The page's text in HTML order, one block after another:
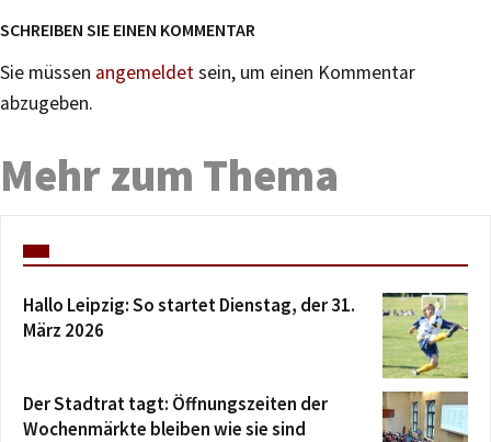
SCHREIBEN SIE EINEN KOMMENTAR
Sie müssen angemeldetsein, um einen Kommentar
abzugeben.
Mehr zum Thema
Hallo Leipzig: So startet Dienstag, der 31.
März 2026
Der Stadtrat tagt: Öffnungszeiten der
Wochenmärkte bleiben wie sie sind